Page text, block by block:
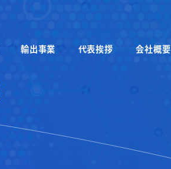
輸出事業 代表挨拶 会社概要